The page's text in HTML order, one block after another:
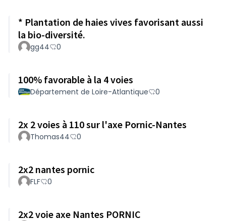
* Plantation de haies vives favorisant aussi
la bio-diversité.
gg44 0
100% favorable à la 4 voies
Département de Loire-Atlantique 0
2x 2 voies à 110 sur l'axe Pornic-Nantes
Thomas44 0
2x2 nantes pornic
FLF 0
2x2 voie axe Nantes PORNIC